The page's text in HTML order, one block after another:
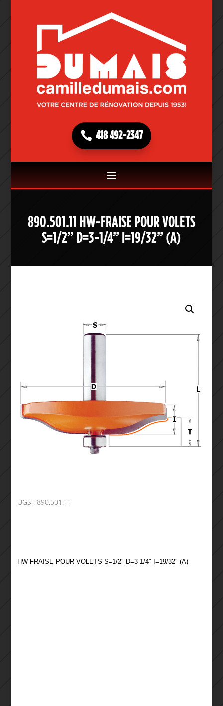
418 492-2347
890.501.11 HW-FRAISE POUR VOLETS
S=1/2” D=3-1/4” I=19/32” (A)
UGS : 890.501.11
HW-FRAISE POUR VOLETS S=1/2″ D=3-1/4″ I=19/32″ (A)